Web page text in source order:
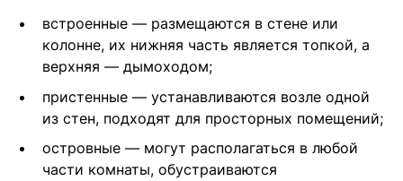
встроенные — размещаются в стене или
колонне, их нижняя часть является топкой, а
верхняя — дымоходом;
пристенные — устанавливаются возле одной
из стен, подходят для просторных помещений;
островные — могут располагаться в любой
части комнаты, обустраиваются